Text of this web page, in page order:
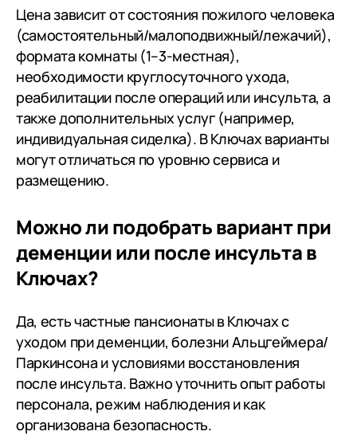
Цена зависит от состояния пожилого человека
(самостоятельный/малоподвижный/лежачий),
формата комнаты (1–3-местная),
необходимости круглосуточного ухода,
реабилитации после операций или инсульта, а
также дополнительных услуг (например,
индивидуальная сиделка). В Ключах варианты
могут отличаться по уровню сервиса и
размещению.
Можно ли подобрать вариант при
деменции или после инсульта в
Ключах?
Да, есть частные пансионаты в Ключах с
уходом при деменции, болезни Альцгеймера/
Паркинсона и условиями восстановления
после инсульта. Важно уточнить опыт работы
персонала, режим наблюдения и как
организована безопасность.